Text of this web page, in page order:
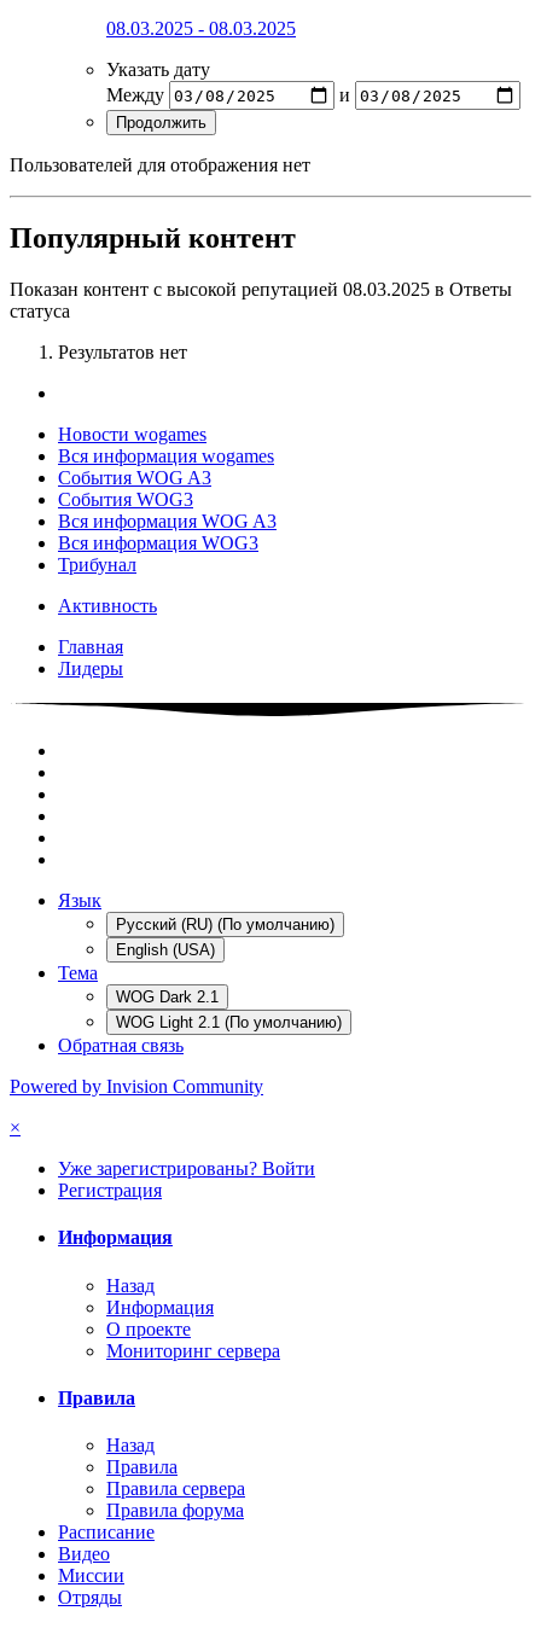
08.03.2025 - 08.03.2025
Указать дату
Между
и
Продолжить
Пользователей для отображения нет
Популярный контент
Показан контент с высокой репутацией 08.03.2025 в Ответы
статуса
Результатов нет
Новости wogames
Вся информация wogames
События WOG A3
События WOG3
Вся информация WOG A3
Вся информация WOG3
Трибунал
Активность
Главная
Лидеры
Язык
Русский (RU) (По умолчанию)
English (USA)
Тема
WOG Dark 2.1
WOG Light 2.1 (По умолчанию)
Обратная связь
Powered by Invision Community
×
Уже зарегистрированы? Войти
Регистрация
Информация
Назад
Информация
О проекте
Мониторинг сервера
Правила
Назад
Правила
Правила сервера
Правила форума
Расписание
Видео
Миссии
Отряды